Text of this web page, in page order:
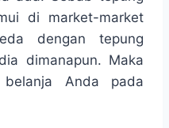
di market-market
dengan tepung
dimanapun. Maka
belanja Anda pada